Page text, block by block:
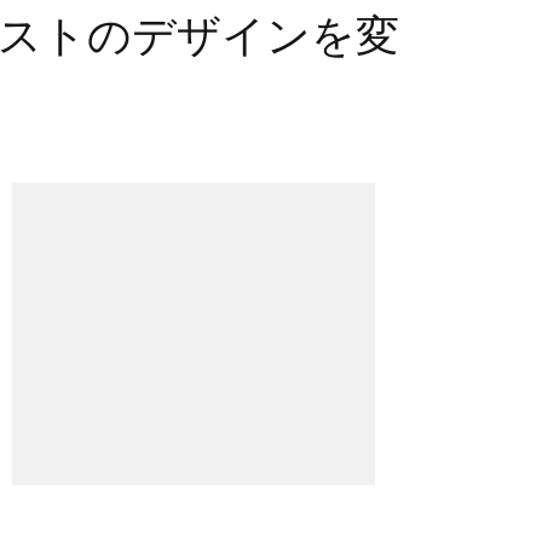
トのデザインを変